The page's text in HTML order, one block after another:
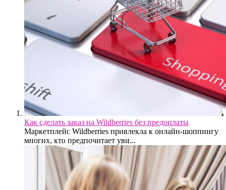
Как сделать заказ на Wildberries без предоплаты
Маркетплейс Wildberries привлекла к онлайн-шоппингу
многих, кто предпочитает уви...